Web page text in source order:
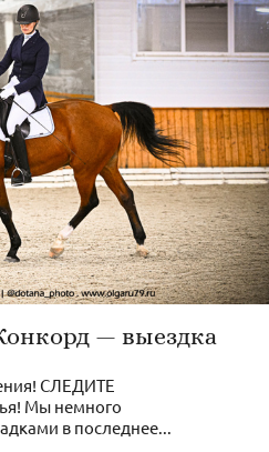
— выездка
СЛЕДИТЕ
Мы немного
в последнее...